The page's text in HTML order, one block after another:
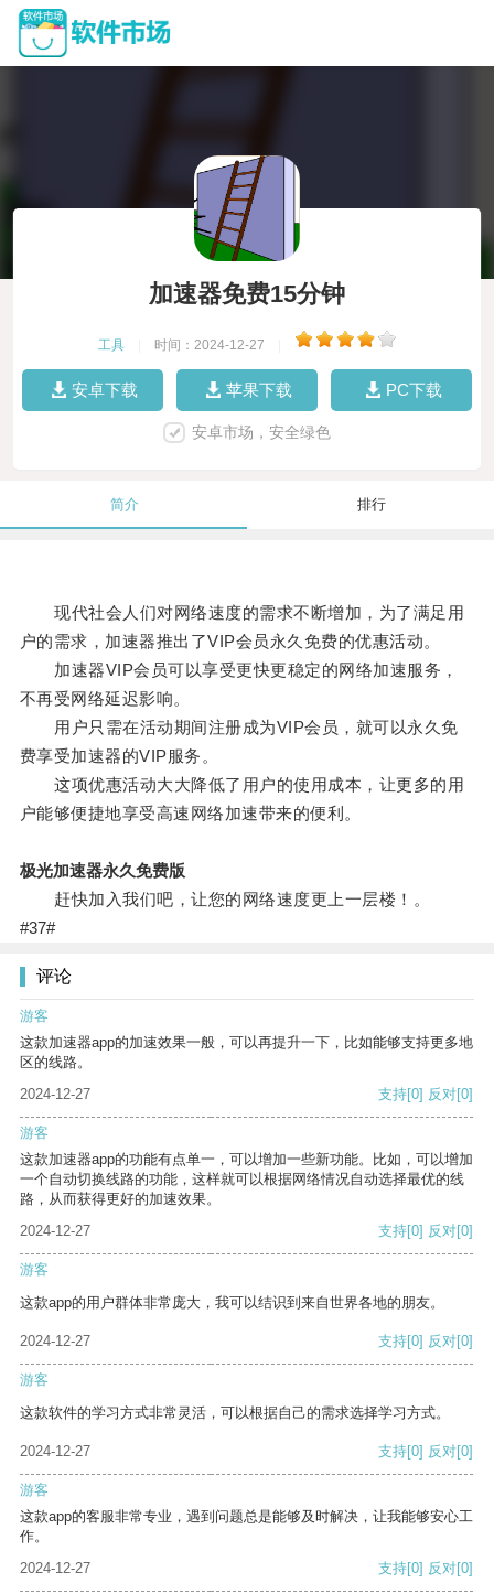
加速器免费15分钟
工具 时间：2024-12-27
安卓下载 苹果下载 PC下载
安卓市场，安全绿色
简介 排行
现代社会人们对网络速度的需求不断增加，为了满足用
户的需求，加速器推出了VIP会员永久免费的优惠活动。
加速器VIP会员可以享受更快更稳定的网络加速服务，
不再受网络延迟影响。
用户只需在活动期间注册成为VIP会员，就可以永久免
费享受加速器的VIP服务。
这项优惠活动大大降低了用户的使用成本，让更多的用
户能够便捷地享受高速网络加速带来的便利。
极光加速器永久免费版
赶快加入我们吧，让您的网络速度更上一层楼！。
#37#
评论
游客
这款加速器app的加速效果一般，可以再提升一下，比如能够支持更多地
区的线路。
2024-12-27
支持[0] 反对[0]
游客
这款加速器app的功能有点单一，可以增加一些新功能。比如，可以增加
一个自动切换线路的功能，这样就可以根据网络情况自动选择最优的线
路，从而获得更好的加速效果。
2024-12-27
支持[0] 反对[0]
游客
这款app的用户群体非常庞大，我可以结识到来自世界各地的朋友。
2024-12-27 支持[0] 反对[0]
游客
这款软件的学习方式非常灵活，可以根据自己的需求选择学习方式。
2024-12-27 支持[0] 反对[0]
游客
这款app的客服非常专业，遇到问题总是能够及时解决，让我能够安心工
作。
2024-12-27
支持[0] 反对[0]